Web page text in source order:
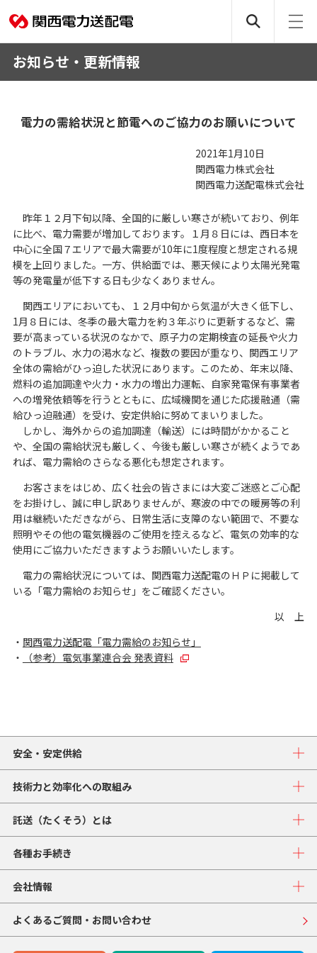
お知らせ・更新情報
電力の需給状況と節電へのご協力のお願いについて
2021年1月10日
関西電力株式会社
関西電力送配電株式会社
昨年１２月下旬以降、全国的に厳しい寒さが続いており、例年
に比べ、電力需要が増加しております。１月８日には、西日本を
中心に全国７エリアで最大需要が10年に1度程度と想定される規
模を上回りました。一方、供給面では、悪天候により太陽光発電
等の発電量が低下する日も少なくありません。
関西エリアにおいても、１２月中旬から気温が大きく低下し、
1月８日には、冬季の最大電力を約３年ぶりに更新するなど、需
要が高まっている状況のなかで、原子力の定期検査の延長や火力
のトラブル、水力の渇水など、複数の要因が重なり、関西エリア
全体の需給がひっ迫した状況にあります。このため、年末以降、
燃料の追加調達や火力・水力の増出力運転、自家発電保有事業者
への増発依頼等を行うとともに、広域機関を通じた応援融通（需
給ひっ迫融通）を受け、安定供給に努めてまいりました。
しかし、海外からの追加調達（輸送）には時間がかかること
や、全国の需給状況も厳しく、今後も厳しい寒さが続くようであ
れば、電力需給のさらなる悪化も想定されます。
お客さまをはじめ、広く社会の皆さまには大変ご迷惑とご心配
をお掛けし、誠に申し訳ありませんが、寒波の中での暖房等の利
用は継続いただきながら、日常生活に支障のない範囲で、不要な
照明やその他の電気機器のご使用を控えるなど、電気の効率的な
使用にご協力いただきますようお願いいたします。
電力の需給状況については、関西電力送配電のＨＰに掲載して
いる「電力需給のお知らせ 」をご確認ください。
以 上
・ 関西電力送配電「電力需給のお知らせ」
・
（参考）電気事業連合会 発表資料
安全・安定供給
技術力と効率化への取組み
託送（たくそう）とは
各種お手続き
会社情報
よくあるご質問・お問い合わせ